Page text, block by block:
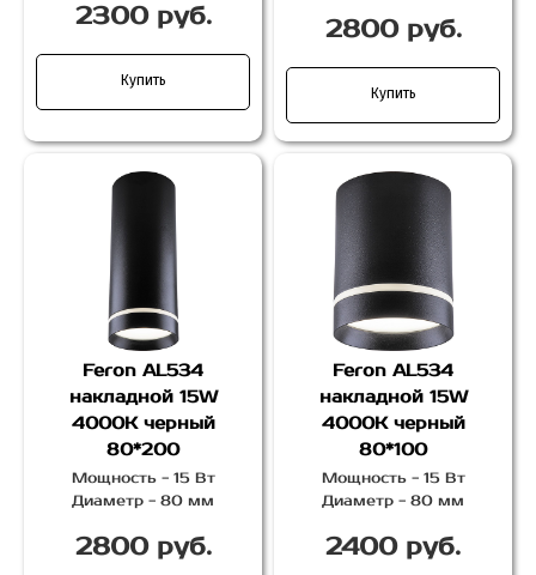
2300 руб.
Купить
2800 руб.
Купить
Feron AL534
накладной 15W
4000K черный
80*200
Мощность - 15 Вт
Диаметр - 80 мм
2800 руб.
Feron AL534
накладной 15W
4000K черный
80*100
Мощность - 15 Вт
Диаметр - 80 мм
2400 руб.